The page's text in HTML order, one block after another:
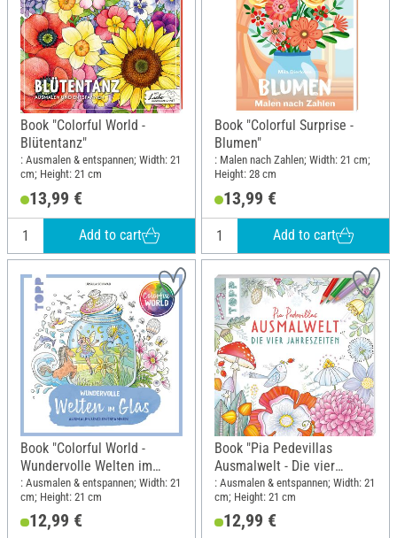
Book "Colorful World -
Blütentanz"
: Ausmalen & entspannen; Width: 21
cm; Height: 21 cm
13,99 €
Add to cart
Book "Colorful Surprise -
Blumen"
: Malen nach Zahlen; Width: 21 cm;
Height: 28 cm
13,99 €
Add to cart
Book "Colorful World -
Wundervolle Welten im
Glas"
: Ausmalen & entspannen; Width: 21
cm; Height: 21 cm
12,99 €
Book "Pia Pedevillas
Ausmalwelt - Die vier
Jahreszeiten"
: Ausmalen & entspannen; Width: 21
cm; Height: 21 cm
12,99 €